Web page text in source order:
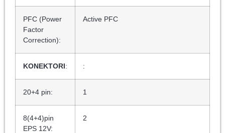
PFC (Power
Factor
Correction):
Active PFC
KONEKTORI: :
20+4 pin: 1
8(4+4)pin
EPS 12V:
2